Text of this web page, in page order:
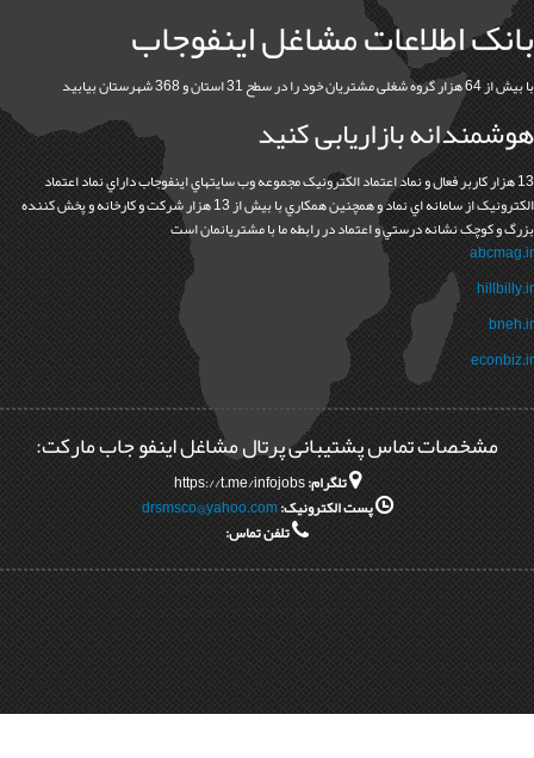
اطلاعات مشاغل اینفوجاب
بازاریابی کنید
کاربر فعال و نماد اعتماد الکترونيک مجموعه وب سايتهاي اينفوجاب داراي نماد اعتماد
الکترونيک از سامانه اي نماد و همچنين همکاري با بيش از 13 هزار شرکت و کارخانه و پخش کننده
نشانه درستي و اعتماد در رابطه ما با مشتريانمان است
تماس پشتیبانی پرتال مشاغل اینفو جاب مارکت:
تلگرام:https://t.me/infojobs
پست الکترونیک:drsmsco@yahoo.com
تلفن تماس: